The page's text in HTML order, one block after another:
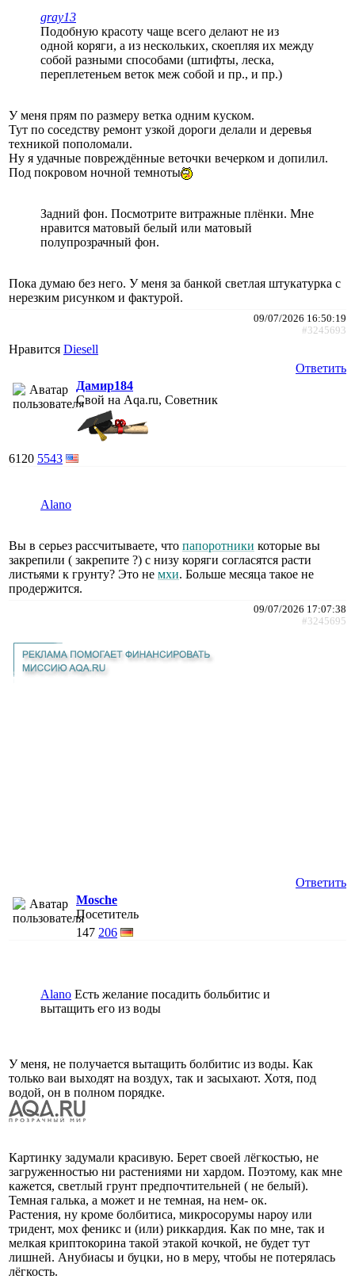
gray13
Подобную красоту чаще всего делают не из
одной коряги, а из нескольких, скоепляя их между
собой разными способами (штифты, леска,
переплетеньем веток меж собой и пр., и пр.)
У меня прям по размеру ветка одним куском.
Тут по соседству ремонт узкой дороги делали и деревья
техникой пополомали.
Ну я удачные повреждённые веточки вечерком и допилил.
Под покровом ночной темноты
Задний фон. Посмотрите витражные плёнки. Мне
нравится матовый белый или матовый
полупрозрачный фон.
Пока думаю без него. У меня за банкой светлая штукатурка с
нерезким рисунком и фактурой.
09/07/2026 16:50:19
#3245693
Нравится Diesell
Ответить
Дамир184
Свой на Aqa.ru, Советник
6120 5543
Alano
Вы в серьез рассчитываете, что папоротники которые вы
закрепили ( закрепите ?) с низу коряги согласятся расти
листьями к грунту? Это не мхи. Больше месяца такое не
продержится.
09/07/2026 17:07:38
#3245695
Ответить
Mosche
Посетитель
147 206
Alano Есть желание посадить больбитис и
вытащить его из воды
У меня, не получается вытащить болбитис из воды. Как
только ваи выходят на воздух, так и засыхают. Хотя, под
водой, он в полном порядке.
Картинку задумали красивую. Берет своей лёгкостью, не
загруженностью ни растениями ни хардом. Поэтому, как мне
кажется, светлый грунт предпочтительней ( не белый).
Темная галька, а может и не темная, на нем- ок.
Растения, ну кроме болбитиса, микросорумы нароу или
тридент, мох феникс и (или) риккардия. Как по мне, так и
мелкая криптокорина такой этакой кочкой, не будет тут
лишней. Анубиасы и буцки, но в меру, чтобы не потерялась
лёгкость.